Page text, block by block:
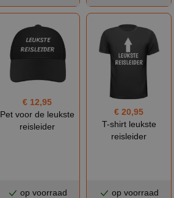
€ 12,95
Pet voor de leukste
reisleider
op voorraad
€ 20,95
T-shirt leukste
reisleider
op voorraad